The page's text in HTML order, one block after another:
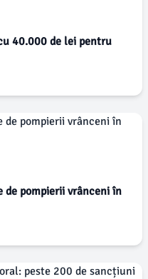
40.000 de lei pentru
de pompierii vrânceni în